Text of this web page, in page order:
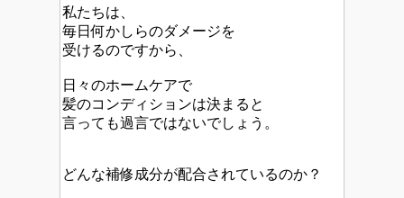
私たちは、
毎日何かしらのダメージを
受けるのですから、
日々のホームケアで
髪のコンディションは決まると
言っても過言ではないでしょう。
どんな補修成分が配合されているのか？